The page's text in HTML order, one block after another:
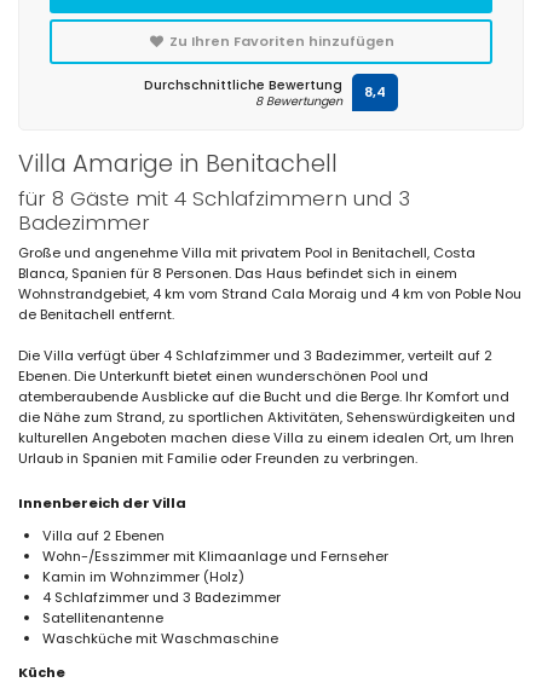
Villa Amarige in Benitachell
für 8 Gäste mit 4 Schlafzimmern und 3
Badezimmer
Große und angenehme Villa mit privatem Pool in Benitachell, Costa
Blanca, Spanien für 8 Personen. Das Haus befindet sich in einem
Wohnstrandgebiet, 4 km vom Strand Cala Moraig und 4 km von Poble Nou
de Benitachell entfernt.
Die Villa verfügt über 4 Schlafzimmer und 3 Badezimmer, verteilt auf 2
Ebenen. Die Unterkunft bietet einen wunderschönen Pool und
atemberaubende Ausblicke auf die Bucht und die Berge. Ihr Komfort und
die Nähe zum Strand, zu sportlichen Aktivitäten, Sehenswürdigkeiten und
kulturellen Angeboten machen diese Villa zu einem idealen Ort, um Ihren
Urlaub in Spanien mit Familie oder Freunden zu verbringen.
Innenbereich der Villa
Villa auf 2 Ebenen
Wohn-/Esszimmer mit Klimaanlage und Fernseher
Kamin im Wohnzimmer (Holz)
4 Schlafzimmer und 3 Badezimmer
Satellitenantenne
Waschküche mit Waschmaschine
Küche
Zu Ihren Favoriten hinzufügen
Durchschnittliche Bewertung
8 Bewertungen 8,4